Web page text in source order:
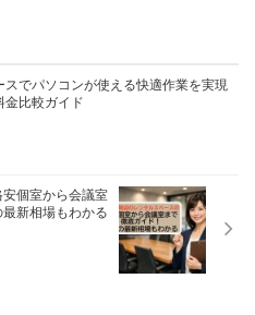
スでパソコンが使える快適作業を実現
金比較ガイド
個室から会議室
新相場もわかる